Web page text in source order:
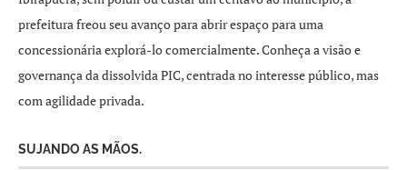
prefeitura freou seu avanço para abrir espaço para uma
concessionária explorá-lo comercialmente. Conheça a visão e
governança da dissolvida PIC, centrada no interesse público, mas
com agilidade privada.
SUJANDO AS MÃOS.